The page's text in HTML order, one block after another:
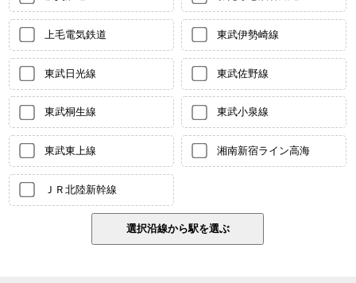
上毛電気鉄道 東武伊勢崎線
東武日光線 東武佐野線
東武桐生線 東武小泉線
東武東上線 湘南新宿ライン高海
ＪＲ北陸新幹線